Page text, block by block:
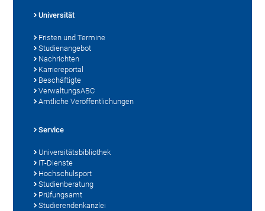
Universität
Fristen und Termine
Studienangebot
Nachrichten
Karriereportal
Beschäftigte
VerwaltungsABC
Amtliche Veröffentlichungen
Service
Universitätsbibliothek
IT-Dienste
Hochschulsport
Studienberatung
Prüfungsamt
Studierendenkanzlei